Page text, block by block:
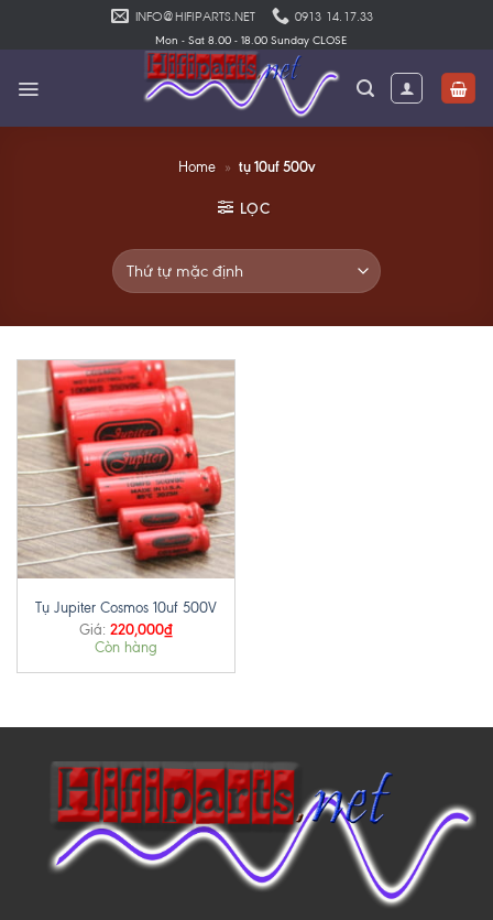
INFO@HIFIPARTS.NET 0913 14.17.33
Mon - Sat 8.00 - 18.00 Sunday CLOSE
Home » tụ 10uf 500v
LỌC
Tụ Jupiter Cosmos 10uf 500V
Giá: 220,000₫
Còn hàng